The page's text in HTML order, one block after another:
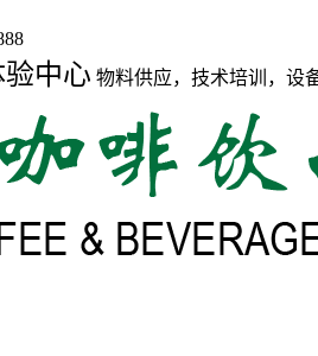
验中心 物料供应，技术培训，设